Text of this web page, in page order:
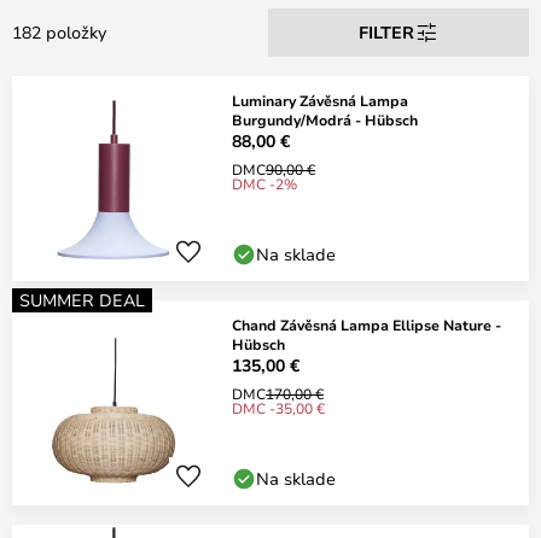
182 položky FILTER
Luminary Závěsná Lampa
Burgundy/Modrá - Hübsch
88,00 €
DMC90,00 €
DMC -2%
Na sklade
SUMMER DEAL
Chand Závěsná Lampa Ellipse Nature -
Hübsch
135,00 €
DMC170,00 €
DMC -35,00 €
Na sklade